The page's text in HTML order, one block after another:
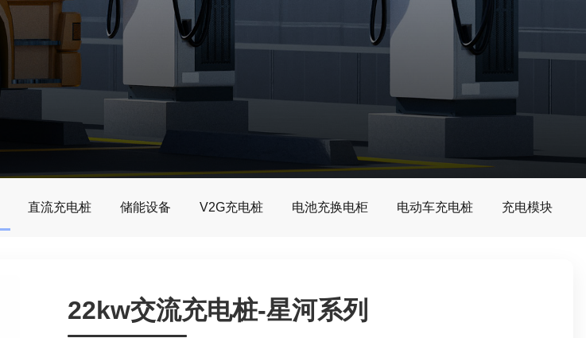
直流充电桩 储能设备 V2G充电桩 电池充换电柜 电动车充电桩 充电模块
22kw交流充电桩-星河系列